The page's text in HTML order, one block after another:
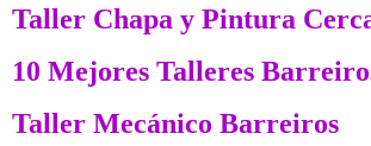
Taller Chapa y Pintura
10 Mejores Talleres
Taller Mecánico Barreiros